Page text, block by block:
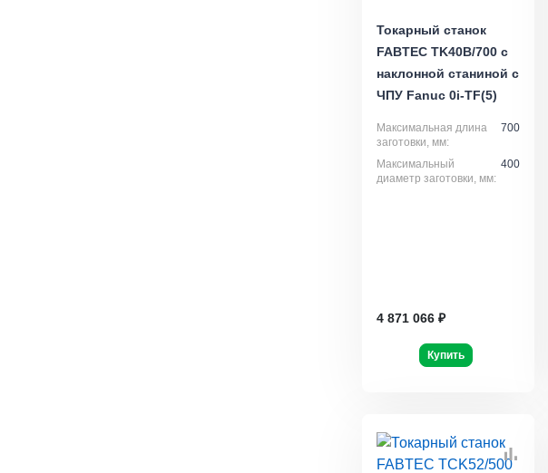
Токарный станок
FABTEC TK40B/700 с
наклонной станиной с
ЧПУ Fanuc 0i-TF(5)
Максимальная длина
заготовки, мм:
700
Максимальный
диаметр заготовки, мм:
400
4 871 066 ₽
Купить